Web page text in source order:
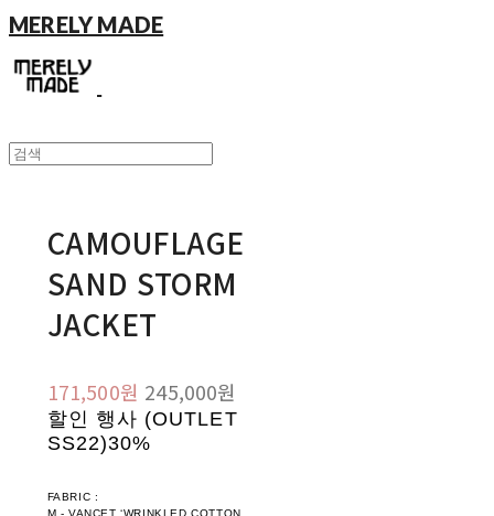
MERELY MADE
CAMOUFLAGE
SAND STORM
JACKET
171,500원 245,000원
할인 행사 (OUTLET
SS22)30%
FABRIC :
M - VANCET ‘WRINKLED COTTON